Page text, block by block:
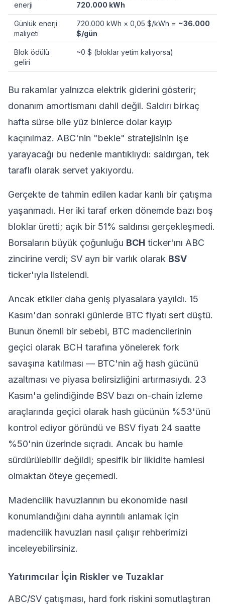
enerji
720.000 kWh
Günlük enerji
maliyeti
720.000 kWh × 0,05 $/kWh = ~36.000
$/gün
Blok ödülü
geliri
~0 $ (bloklar yetim kalıyorsa)
Bu rakamlar yalnızca elektrik giderini gösterir;
donanım amortismanı dahil değil. Saldırı birkaç
hafta sürse bile yüz binlerce dolar kayıp
kaçınılmaz. ABC'nin "bekle" stratejisinin işe
yarayacağı bu nedenle mantıklıydı: saldırgan, tek
taraflı olarak servet yakıyordu.
Gerçekte de tahmin edilen kadar kanlı bir çatışma
yaşanmadı. Her iki taraf erken dönemde bazı boş
bloklar üretti; açık bir 51% saldırısı gerçekleşmedi.
Borsaların büyük çoğunluğu BCH ticker'ını ABC
zincirine verdi; SV ayrı bir varlık olarak BSV
ticker'ıyla listelendi.
Ancak etkiler daha geniş piyasalara yayıldı. 15
Kasım'dan sonraki günlerde BTC fiyatı sert düştü.
Bunun önemli bir sebebi, BTC madencilerinin
geçici olarak BCH tarafına yönelerek fork
savaşına katılması — BTC'nin ağ hash gücünü
azaltması ve piyasa belirsizliğini artırmasıydı. 23
Kasım'a gelindiğinde BSV bazı on-chain izleme
araçlarında geçici olarak hash gücünün %53'ünü
kontrol ediyor göründü ve BSV fiyatı 24 saatte
%50'nin üzerinde sıçradı. Ancak bu hamle
sürdürülebilir değildi; spesifik bir likidite hamlesi
olmaktan öteye geçemedi.
Madencilik havuzlarının bu ekonomide nasıl
konumlandığını daha ayrıntılı anlamak için
madencilik havuzları nasıl çalışır rehberimizi
inceleyebilirsiniz.
Yatırımcılar İçin Riskler ve Tuzaklar
ABC/SV çatışması, hard fork riskini somutlaştıran